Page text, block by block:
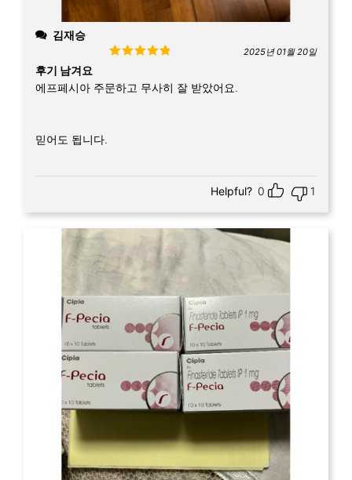
김재승
2025년 01월 20일
후기 남겨요
에프페시아 주문하고 무사히 잘 받았어요.
믿어도 됩니다.
Helpful? 0 1